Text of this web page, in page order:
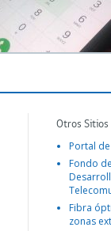
Otros
Portal
Fondo
Fibra
zonas